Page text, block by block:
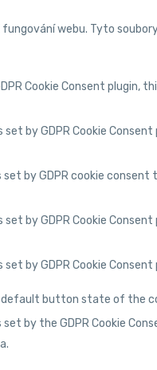
webu. Tyto
Cookie Consent plugin,
set by GDPR Cookie
set by GDPR cookie
set by GDPR Cookie
set by GDPR Cookie
default button state of the
set by the GDPR Cookie